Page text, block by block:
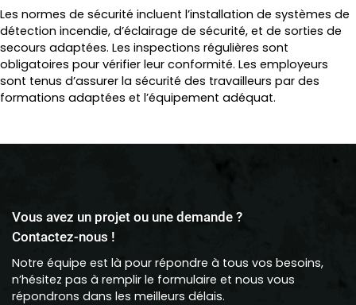
Les normes de sécurité incluent l’installation de systèmes de
détection incendie, d’éclairage de sécurité, et de sorties de
secours adaptées. Les inspections régulières sont
obligatoires pour vérifier leur conformité. Les employeurs
sont tenus d’assurer la sécurité des travailleurs par des
formations adaptées et l’équipement adéquat.
Vous avez un projet ou une demande ?
Contactez-nous !
Notre équipe est là pour répondre à tous vos besoins,
n’hésitez pas à remplir le formulaire et nous vous
répondrons dans les meilleurs délais.